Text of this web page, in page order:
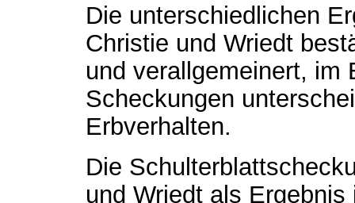
Die unterschiedlichen
Christie und Wriedt
und verallgemeinert, im
Scheckungen
Erbverhalten.
Die
und Wriedt als Ergebnis